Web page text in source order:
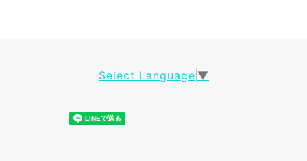
Select Language ▼